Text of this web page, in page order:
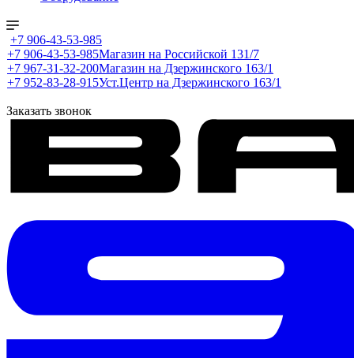
+7 906-43-53-985
+7 906-43-53-985Магазин на Российской 131/7
+7 967-31-32-200Магазин на Дзержинского 163/1
+7 952-83-28-915Уст.Центр на Дзержинского 163/1
Заказать звонок